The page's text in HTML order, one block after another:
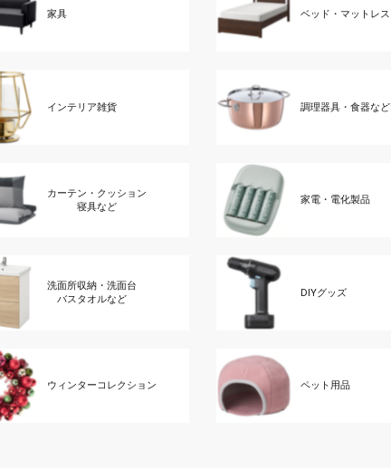
家具 ベッド・マットレス
インテリア雑貨 調理器具・食器など
カーテン・クッション
寝具など
家電・電化製品
洗面所収納・洗面台
バスタオルなど
DIYグッズ
ウィンターコレクション ペット用品